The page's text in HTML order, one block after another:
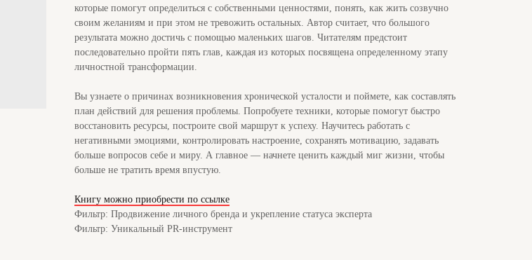
которые помогут определиться с собственными ценностями, понять, как жить созвучно
своим желаниям и при этом не тревожить остальных. Автор считает, что большого
результата можно достичь с помощью маленьких шагов. Читателям предстоит
последовательно пройти пять глав, каждая из которых посвящена определенному этапу
личностной трансформации.
Вы узнаете о причинах возникновения хронической усталости и поймете, как составлять
план действий для решения проблемы. Попробуете техники, которые помогут быстро
восстановить ресурсы, построите свой маршрут к успеху. Научитесь работать с
негативными эмоциями, контролировать настроение, сохранять мотивацию, задавать
больше вопросов себе и миру. А главное — начнете ценить каждый миг жизни, чтобы
больше не тратить время впустую.
Книгу можно приобрести по ссылке
Фильтр: Продвижение личного бренда и укрепление статуса эксперта
Фильтр: Уникальный PR-инструмент